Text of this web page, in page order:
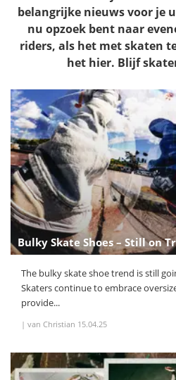
belangrijke nieuws voor je
nu opzoek bent naar
riders, als het met skaten
het hier. Blijf
Bulky Skate Shoes – Still on
The bulky skate shoe trend is still
Skaters continue to embrace
provide...
| van Christian 15.04.25